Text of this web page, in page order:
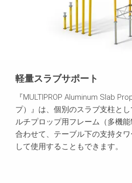
軽量スラブサポート
『MULTIPROP Aluminum Slab
プ）』は、個別のスラブ支柱と
ルチプロップ用フレーム（多機
合わせて、テーブル下の支持タ
して使用することもできます。